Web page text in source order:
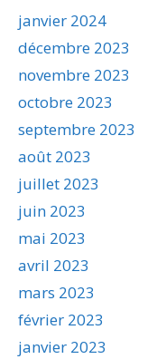
janvier 2024
décembre 2023
novembre 2023
octobre 2023
septembre 2023
août 2023
juillet 2023
juin 2023
mai 2023
avril 2023
mars 2023
février 2023
janvier 2023